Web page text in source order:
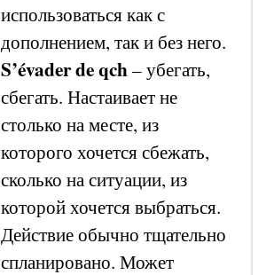
использоваться как с
дополнением, так и без него.
S’évader de qch–убегать,
сбегать. Настаивает не
столько на месте, из
которого хочется сбежать,
сколько на ситуации, из
которой хочется выбраться.
Действие обычно тщательно
спланировано. Может